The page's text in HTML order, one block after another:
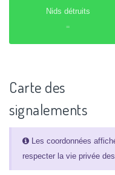
Nids détruits
=
Carte des
signalements
Les coordonnées
respecter la vie privée